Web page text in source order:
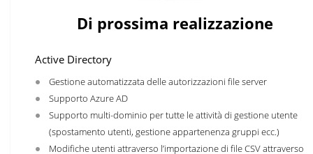
Di prossima realizzazione
Active Directory
Gestione automatizzata delle autorizzazioni file server
Supporto Azure AD
Supporto multi-dominio per tutte le attività di gestione utente
(spostamento utenti, gestione appartenenza gruppi ecc.)
Modifiche utenti attraverso l’importazione di file CSV attraverso